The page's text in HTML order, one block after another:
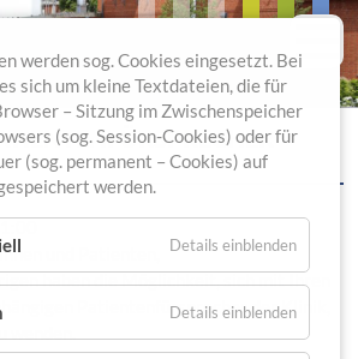
und Patienten,
haben die Möglichkeit, sich mit Ihren
Patientenfürsprecher der Klinik,
werden sog. Cookies eingesetzt. Bei
sich um kleine Textdateien, die für
– Sitzung im Zwischenspeicher
(sog. Session-Cookies) oder für
(sog. permanent – Cookies) auf
werden.
Details einblenden
Details einblenden